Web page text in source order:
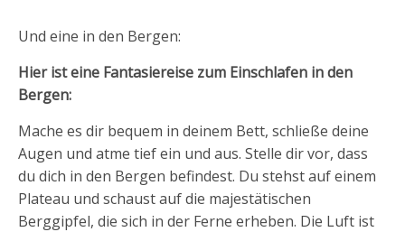
Und eine in den Bergen:
Hier ist eine Fantasiereise zum Einschlafen in den
Bergen:
Mache es dir bequem in deinem Bett, schließe deine
Augen und atme tief ein und aus. Stelle dir vor, dass
du dich in den Bergen befindest. Du stehst auf einem
Plateau und schaust auf die majestätischen
Berggipfel, die sich in der Ferne erheben. Die Luft ist